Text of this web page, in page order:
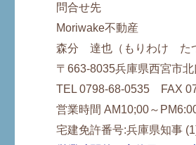
問合せ先
Moriwake不動産
森分 達也（もりわけ た
〒663-8035兵庫県西宮市
TEL 0798-68-0535 FAX
営業時間 AM10;00～
宅建免許番号:兵庫県知事